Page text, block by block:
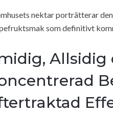
nektar porträtterar
som definitivt
Allsidig